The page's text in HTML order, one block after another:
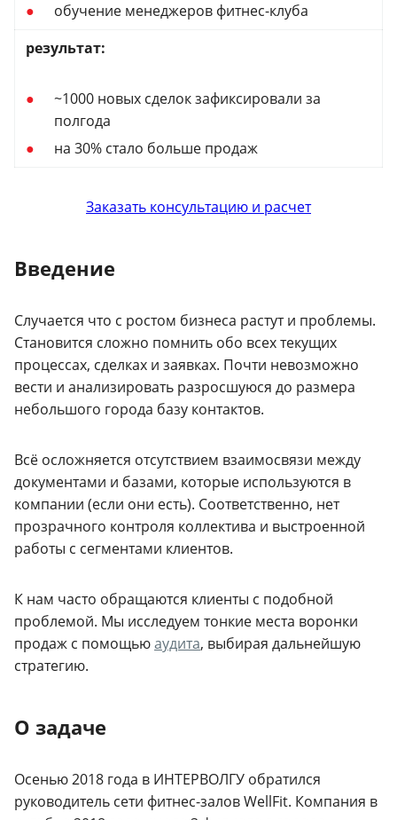
обучение менеджеров фитнес-клуба
результат:
~1000 новых сделок зафиксировали за
полгода
на 30% стало больше продаж
Заказать консультацию и расчет
Введение
Случается что с ростом бизнеса растут и проблемы.
Становится сложно помнить обо всех текущих
процессах, сделках и заявках. Почти невозможно
вести и анализировать разросшуюся до размера
небольшого города базу контактов.
Всё осложняется отсутствием взаимосвязи между
документами и базами, которые используются в
компании (если они есть). Соответственно, нет
прозрачного контроля коллектива и выстроенной
работы с сегментами клиентов.
К нам часто обращаются клиенты с подобной
проблемой. Мы исследуем тонкие места воронки
продаж с помощьюаудита, выбирая дальнейшую
стратегию.
О задаче
Осенью 2018 года в ИНТЕРВОЛГУ обратился
руководитель сети фитнес-залов WellFit. Компания в